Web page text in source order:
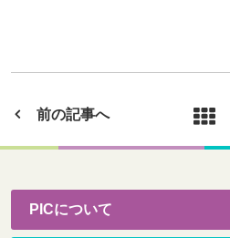
前の記事へ
PICについて